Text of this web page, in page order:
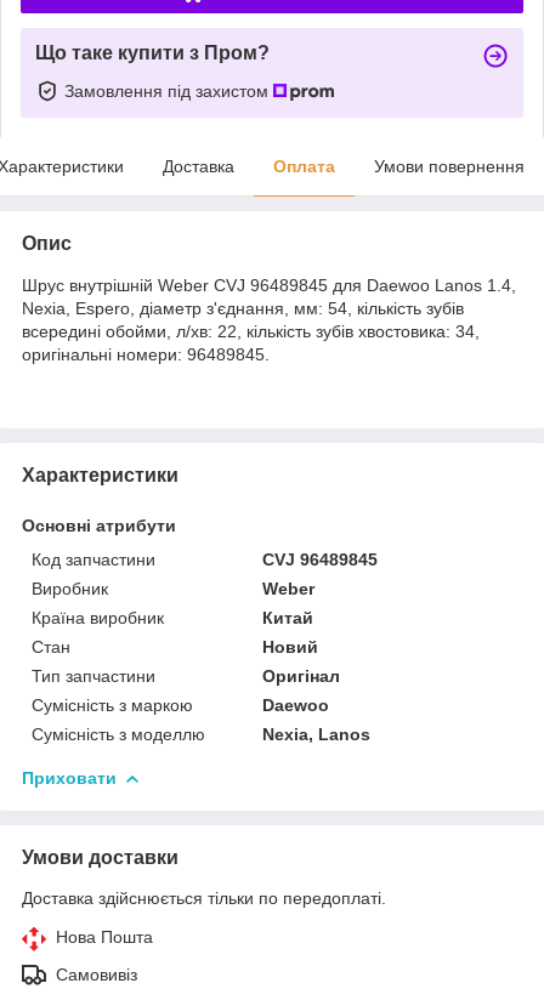
Що таке купити з Пром?
Замовлення під захистом
Доставка Оплата Умови повернення
Опис
Шрус внутрішній Weber CVJ 96489845 для Daewoo Lanos 1.4,
Nexia, Espero, діаметр з'єднання, мм: 54, кількість зубів
всередині обойми, л/хв: 22, кількість зубів хвостовика: 34,
оригінальні номери: 96489845.
Характеристики
Основні атрибути
Код запчастини
CVJ 96489845
Виробник
Weber
Країна виробник
Китай
Стан
Новий
Тип запчастини
Оригінал
Сумісність з маркою
Daewoo
Сумісність з моделлю
Nexia, Lanos
Приховати
Умови доставки
Доставка здійснюється тільки по передоплаті.
Нова Пошта
Самовивіз